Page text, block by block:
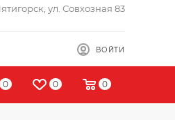
ул. Совхозная 83
ВОЙТИ
0 0 0